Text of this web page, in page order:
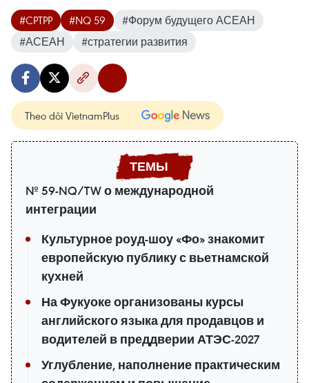
#CPTPP #NQ 59
#Форум будущего АСЕАН
#АСЕАН
#стратегии развития
Theo dõi VietnamPlus
№ 59-NQ/TW о международной
интеграции
Культурное роуд-шоу «Фо» знакомит
европейскую публику с вьетнамской
кухней
На Фукуоке организованы курсы
английского языка для продавцов и
водителей в преддверии АТЭС-2027
Углубление, наполнение практическим